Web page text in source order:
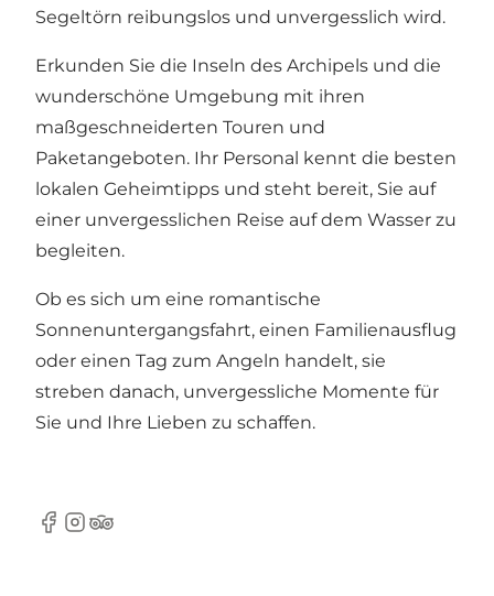
Segeltörn reibungslos und unvergesslich wird.
Erkunden Sie die Inseln des Archipels und die
wunderschöne Umgebung mit ihren
maßgeschneiderten Touren und
Paketangeboten. Ihr Personal kennt die besten
lokalen Geheimtipps und steht bereit, Sie auf
einer unvergesslichen Reise auf dem Wasser zu
begleiten.
Ob es sich um eine romantische
Sonnenuntergangsfahrt, einen Familienausflug
oder einen Tag zum Angeln handelt, sie
streben danach, unvergessliche Momente für
Sie und Ihre Lieben zu schaffen.
Facebook
Instagram
tripadvisor